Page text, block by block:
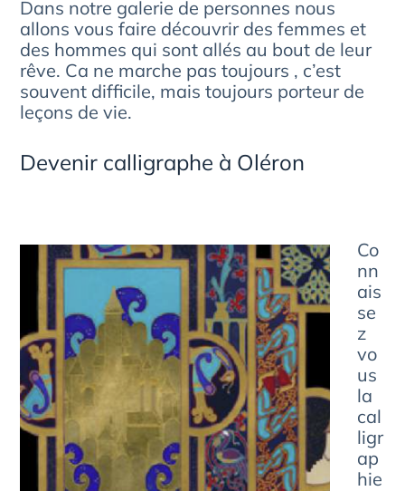
Dans notre galerie de personnes nous
allons vous faire découvrir des femmes et
des hommes qui sont allés au bout de leur
rêve. Ca ne marche pas toujours , c’est
souvent difficile, mais toujours porteur de
leçons de vie.
Devenir calligraphe à Oléron
Co
nn
ais
se
z
vo
us
la
cal
ligr
ap
hie